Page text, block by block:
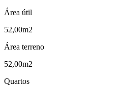
Área útil
52,00m2
Área terreno
52,00m2
Quartos